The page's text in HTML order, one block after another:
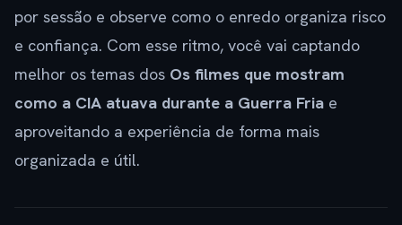
por sessão e observe como o enredo organiza risco
e confiança. Com esse ritmo, você vai captando
melhor os temas dos Os filmes que mostram
como a CIA atuava durante a Guerra Fria e
aproveitando a experiência de forma mais
organizada e útil.